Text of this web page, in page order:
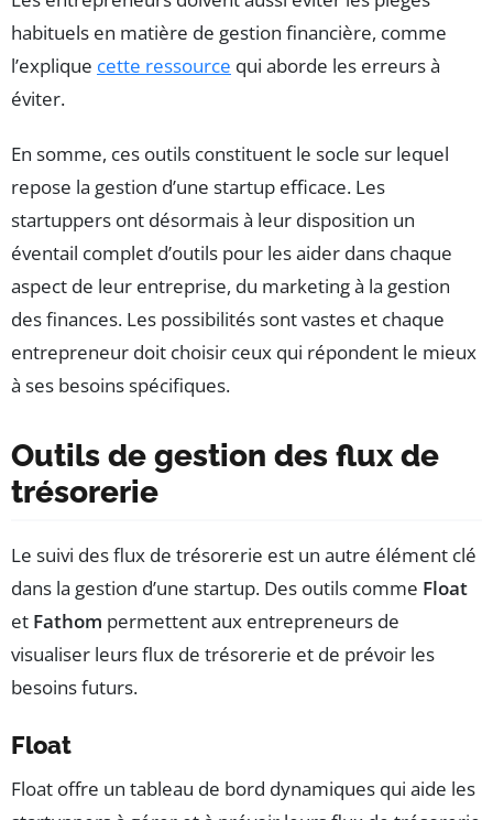
habituels en matière de gestion financière, comme
l’explique cette ressource qui aborde les erreurs à
éviter.
En somme, ces outils constituent le socle sur lequel
repose la gestion d’une startup efficace. Les
startuppers ont désormais à leur disposition un
éventail complet d’outils pour les aider dans chaque
aspect de leur entreprise, du marketing à la gestion
des finances. Les possibilités sont vastes et chaque
entrepreneur doit choisir ceux qui répondent le mieux
à ses besoins spécifiques.
Outils de gestion des flux de
trésorerie
Le suivi des flux de trésorerie est un autre élément clé
dans la gestion d’une startup. Des outils comme Float
et Fathom permettent aux entrepreneurs de
visualiser leurs flux de trésorerie et de prévoir les
besoins futurs.
Float
Float offre un tableau de bord dynamiques qui aide les